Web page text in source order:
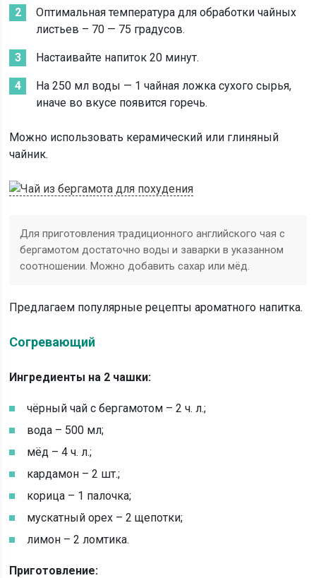
Оптимальная температура для обработки чайных
листьев – 70 — 75 градусов.
Настаивайте напиток 20 минут.
На 250 мл воды — 1 чайная ложка сухого сырья,
иначе во вкусе появится горечь.
Можно использовать керамический или глиняный
чайник.
Для приготовления традиционного английского чая с
бергамотом достаточно воды и заварки в указанном
соотношении. Можно добавить сахар или мёд.
Предлагаем популярные рецепты ароматного напитка.
Согревающий
Ингредиенты на 2 чашки:
чёрный чай с бергамотом – 2 ч. л.;
вода – 500 мл;
мёд – 4 ч. л.;
кардамон – 2 шт.;
корица – 1 палочка;
мускатный орех – 2 щепотки;
лимон – 2 ломтика.
Приготовление: